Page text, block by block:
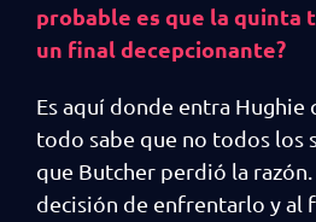
probable es que la quinta
un final decepcionante?
Es aquí donde entra Hughie
todo sabe que no todos los
que Butcher perdió la
decisión de enfrentarlo y al